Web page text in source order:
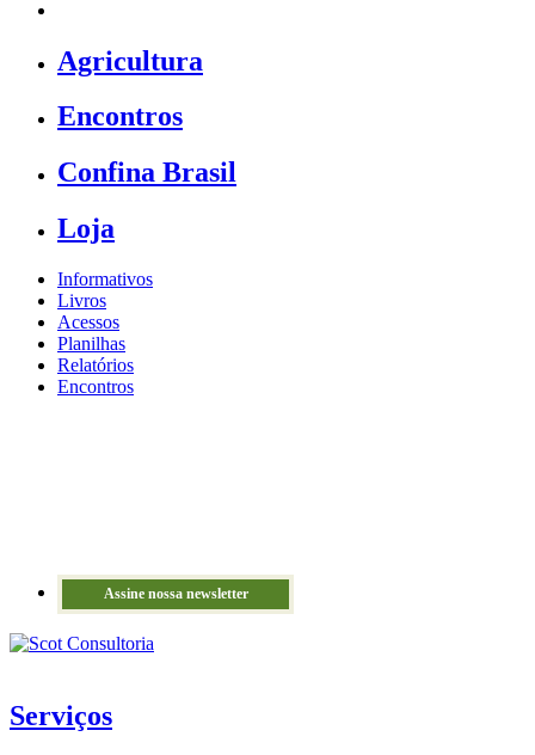
Agricultura
Encontros
Confina Brasil
Loja
Informativos
Livros
Acessos
Planilhas
Relatórios
Encontros
Assine nossa newsletter
Serviços